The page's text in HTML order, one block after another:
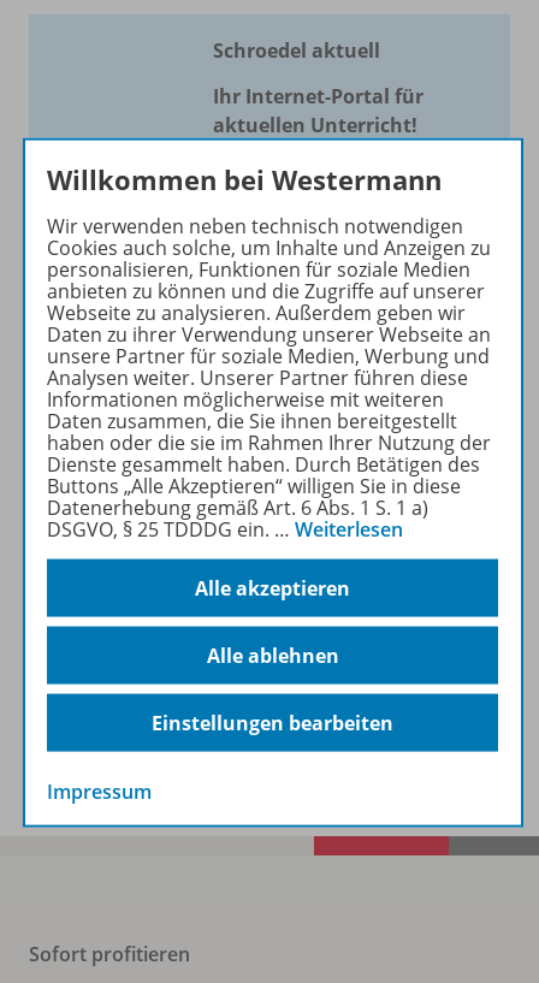
Schroedel aktuell
Ihr Internet-Portal für
aktuellen Unterricht!
Mit Schroedel aktuell bieten
Ihren Unterricht aktuell und
einfach zu gestalten. Jede
Woche drei bis vier
Neuerscheinungen mit
großem Online Archiv.
Mehr erfahren
Informationen
Spar-Pakete
Sofort profitieren
Willkommen bei Westermann
Wir verwenden neben technisch notwendigen
Cookies auch solche, um Inhalte und Anzeigen zu
personalisieren, Funktionen für soziale Medien
anbieten zu können und die Zugriffe auf unserer
Webseite zu analysieren. Außerdem geben wir
Daten zu ihrer Verwendung unserer Webseite an
unsere Partner für soziale Medien, Werbung und
Analysen weiter. Unserer Partner führen diese
Informationen möglicherweise mit weiteren
Daten zusammen, die Sie ihnen bereitgestellt
haben oder die sie im Rahmen Ihrer Nutzung der
Dienste gesammelt haben. Durch Betätigen des
Buttons „Alle Akzeptieren“ willigen Sie in diese
Datenerhebung gemäß Art. 6 Abs. 1 S. 1 a)
DSGVO, § 25 TDDDG ein. … Weiterlesen
Alle akzeptieren
Alle ablehnen
Einstellungen bearbeiten
Impressum